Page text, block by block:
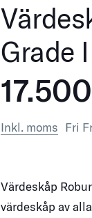
Grade
17.500
Inkl. moms Fri
Värdeskåp
värdeskåp av